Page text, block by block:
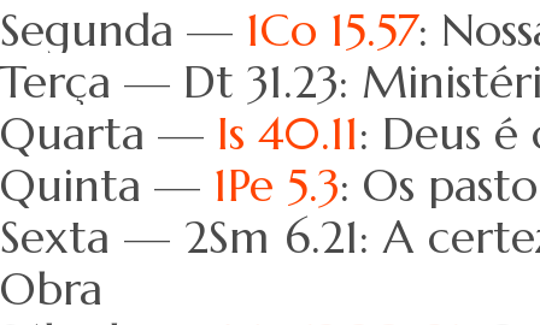
Segunda — 1Co 15.57:
Terça — Dt 31.23:
Quarta — Is 40.11: Deus
Quinta — 1Pe 5.3: Os
Sexta — 2Sm 6.21: A
Obra